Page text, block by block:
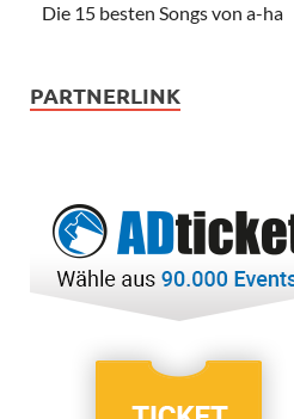
Die 15 besten Songs von a-ha
PARTNERLINK